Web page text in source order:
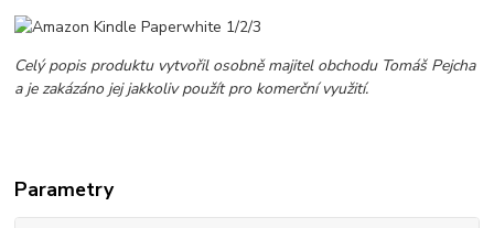
Celý popis produktu vytvořil osobně majitel obchodu Tomáš Pejcha
a je zakázáno jej jakkoliv použít pro komerční využití.
Parametry